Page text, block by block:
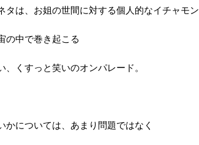
タは、お姐の世間に対する個人的なイチャモン
の中で巻き起こる
、くすっと笑いのオンパレード。
かについては、あまり問題ではなく